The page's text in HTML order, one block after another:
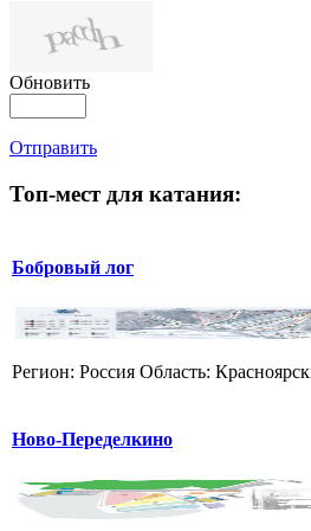
Обновить
Отправить
Топ-мест для катания:
Бобровый лог
Регион: Россия Область:
Ново-Переделкино